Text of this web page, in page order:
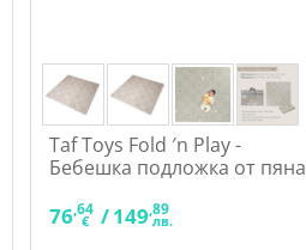
Taf Toys Fold ′n Play -
Бебешка подложка от пяна
76,64
€ /149,89
лв.